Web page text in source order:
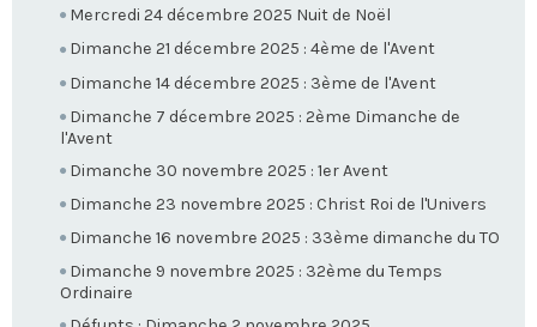
Mercredi 24 décembre 2025 Nuit de Noël
Dimanche 21 décembre 2025 : 4ème de l'Avent
Dimanche 14 décembre 2025 : 3ème de l'Avent
Dimanche 7 décembre 2025 : 2ème Dimanche de
l'Avent
Dimanche 30 novembre 2025 : 1er Avent
Dimanche 23 novembre 2025 : Christ Roi de l'Univers
Dimanche 16 novembre 2025 : 33ème dimanche du TO
Dimanche 9 novembre 2025 : 32ème du Temps
Ordinaire